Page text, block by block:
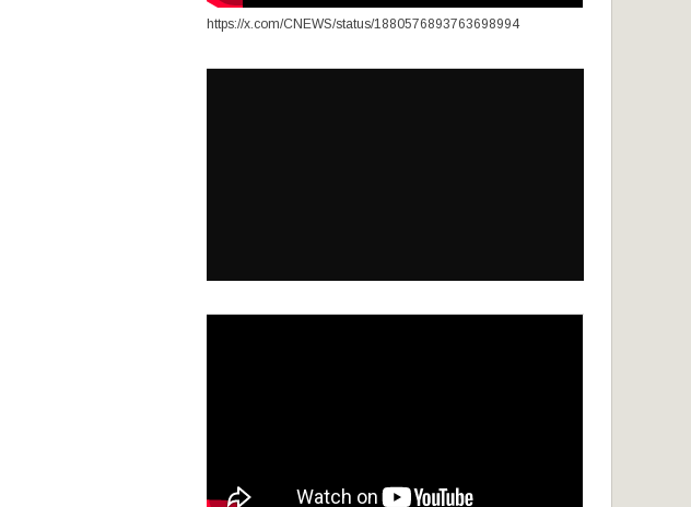
https://x.com/CNEWS/status/1880576893763698994